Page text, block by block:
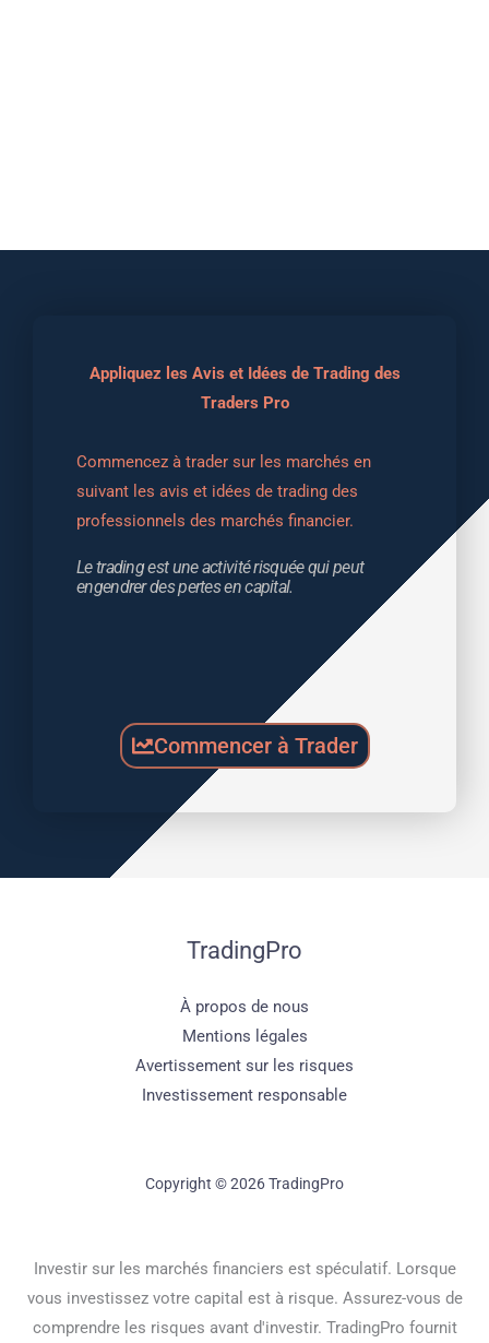
Appliquez les Avis et Idées de Trading des
Traders Pro
Commencez à trader sur les marchés en
suivant les avis et idées de trading des
professionnels des marchés financier.
Le trading est une activité risquée qui peut
engendrer des pertes en capital.
Commencer à Trader
TradingPro
À propos de nous
Mentions légales
Avertissement sur les risques
Investissement responsable
Copyright © 2026 TradingPro
Investir sur les marchés financiers est spéculatif. Lorsque
vous investissez votre capital est à risque. Assurez-vous de
comprendre les risques avant d'investir. TradingPro fournit